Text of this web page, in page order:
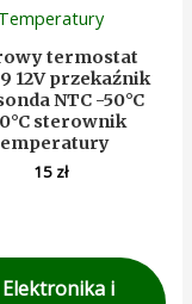
termostat
12V przekaźnik
NTC -50°C
sterownik
15 zł
i